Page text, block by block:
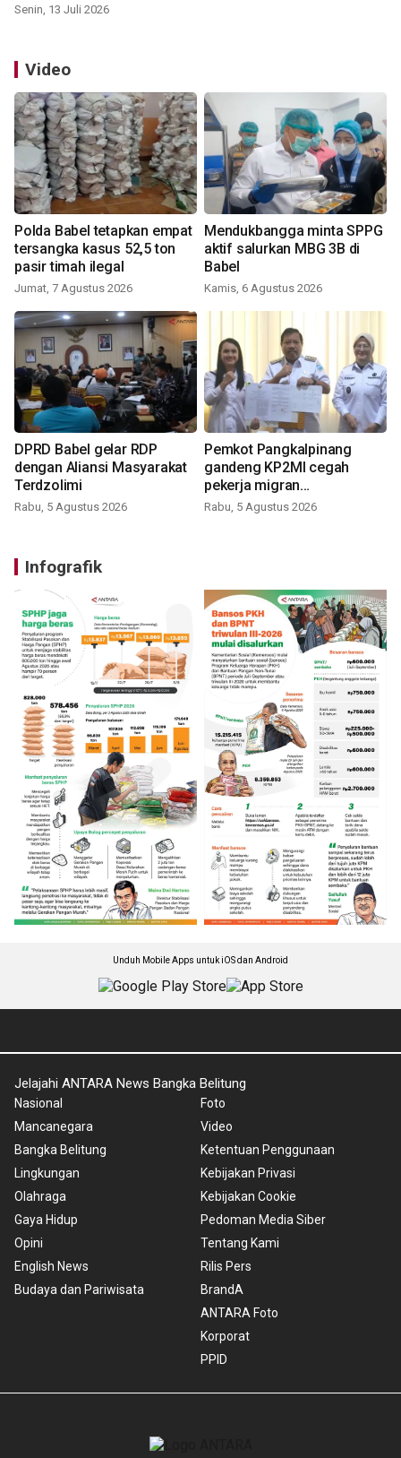
Senin, 13 Juli 2026
Video
Polda Babel tetapkan empat
tersangka kasus 52,5 ton
pasir timah ilegal
Jumat, 7 Agustus 2026
Mendukbangga minta SPPG
aktif salurkan MBG 3B di
Babel
Kamis, 6 Agustus 2026
DPRD Babel gelar RDP
dengan Aliansi Masyarakat
Terdzolimi
Rabu, 5 Agustus 2026
Pemkot Pangkalpinang
gandeng KP2MI cegah
pekerja migran
nonprosedural
Rabu, 5 Agustus 2026
Infografik
Unduh Mobile Apps untuk iOS dan Android
Jelajahi ANTARA News Bangka Belitung
Nasional
Mancanegara
Bangka Belitung
Lingkungan
Olahraga
Gaya Hidup
Opini
English News
Budaya dan Pariwisata
Foto
Video
Ketentuan Penggunaan
Kebijakan Privasi
Kebijakan Cookie
Pedoman Media Siber
Tentang Kami
Rilis Pers
BrandA
ANTARA Foto
Korporat
PPID